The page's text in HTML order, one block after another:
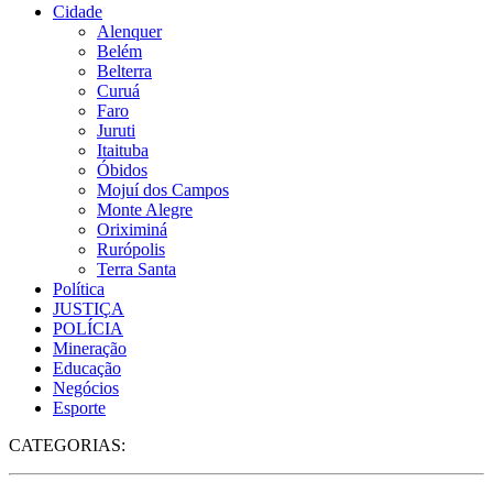
Cidade
Alenquer
Belém
Belterra
Curuá
Faro
Juruti
Itaituba
Óbidos
Mojuí dos Campos
Monte Alegre
Oriximiná
Rurópolis
Terra Santa
Política
JUSTIÇA
POLÍCIA
Mineração
Educação
Negócios
Esporte
CATEGORIAS: